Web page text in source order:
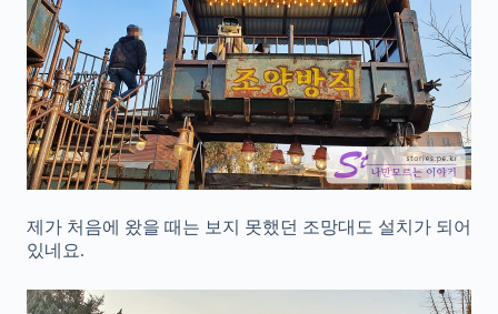
제가 처음에 왔을 때는 보지 못했던 조망대도 설치가 되어
있네요.